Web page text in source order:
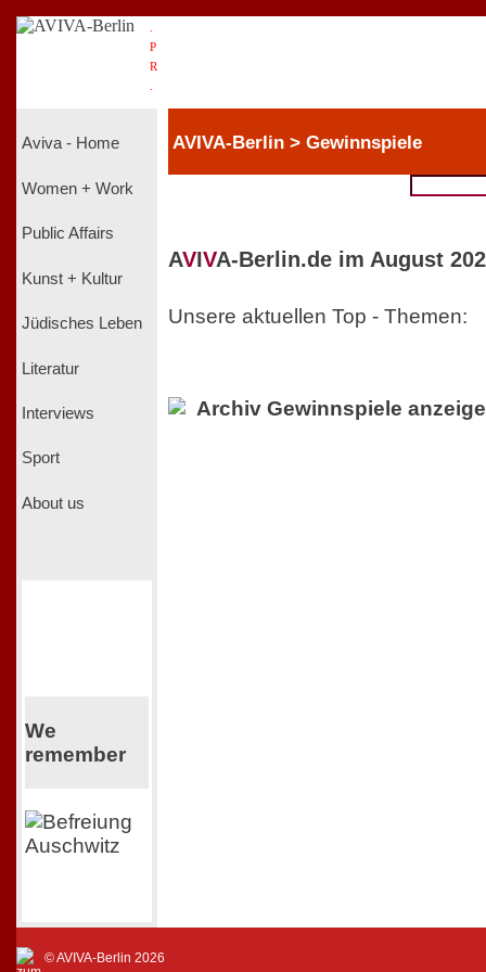
P
R
Aviva - Home
Women + Work
Public Affairs
Kunst + Kultur
Jüdisches Leben
Literatur
Interviews
Sport
About us
We
remember
AVIVA-Berlin > Gewinnspiele
AVIVA-Berlin.de im August
Unsere aktuellen Top - Themen:
Archiv Gewinnspiele
© AVIVA-Berlin 2026